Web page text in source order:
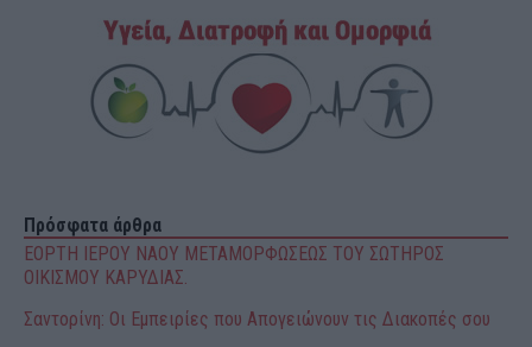
Πρόσφατα άρθρα
ΕΟΡΤΗ ΙΕΡΟΥ ΝΑΟΥ ΜΕΤΑΜΟΡΦΩΣΕΩΣ ΤΟΥ ΣΩΤΗΡΟΣ
ΟΙΚΙΣΜΟΥ ΚΑΡΥΔΙΑΣ.
Σαντορίνη: Οι Εμπειρίες που Απογειώνουν τις Διακοπές σου